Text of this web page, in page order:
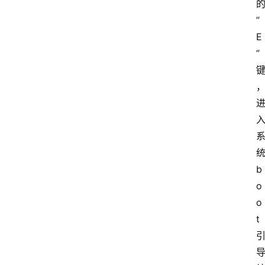
的
”
E
”
键
，
进
入
系
统
b
o
o
t
引
导